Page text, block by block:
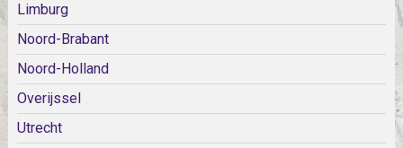
Limburg
Noord-Brabant
Noord-Holland
Overijssel
Utrecht